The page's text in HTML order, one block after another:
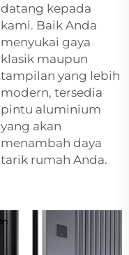
datang kepada
kami. Baik Anda
menyukai gaya
klasik maupun
tampilan yang lebih
modern, tersedia
pintu aluminium
yang akan
menambah daya
tarik rumah Anda.